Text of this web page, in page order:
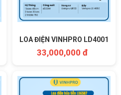
LOA ĐIỆN VINHPRO LD4001
33,000,000 đ